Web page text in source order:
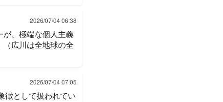
2026/07/04 06:38
が、極端な個人主義
広川は全地球の全
2026/07/04 07:05
徴として扱われてい